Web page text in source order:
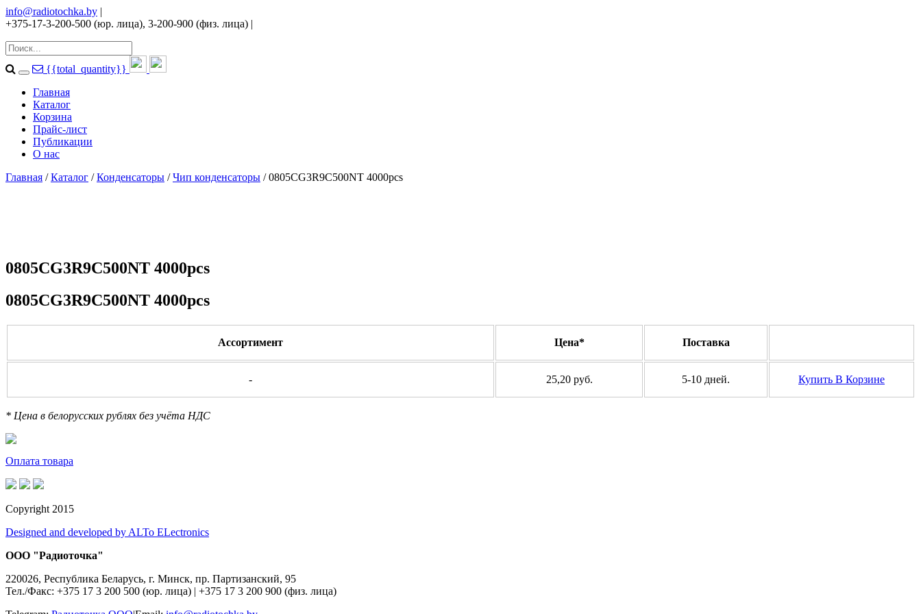
info@radiotochka.by |
+375-17-3-200-500 (юр. лица), 3-200-900 (физ. лица) |
{{total_quantity}}
Главная
Каталог
Корзина
Прайс-лист
Публикации
О нас
Главная /Каталог /Конденсаторы /Чип конденсаторы / 0805CG3R9C500NT 4000pcs
0805CG3R9C500NT 4000pcs
0805CG3R9C500NT 4000pcs
Ассортимент Цена* Поставка
- 25,20 руб. 5-10 дней. Купить В Корзине
* Цена в белорусских рублях без учёта НДС
Оплата товара
Copyright 2015
Designed and developed by ALTo ELectronics
ООО "Радиоточка"
220026, Республика Беларусь, г. Минск, пр. Партизанский, 95
Тел./Факс: +375 17 3 200 500 (юр. лица) | +375 17 3 200 900 (физ. лица)